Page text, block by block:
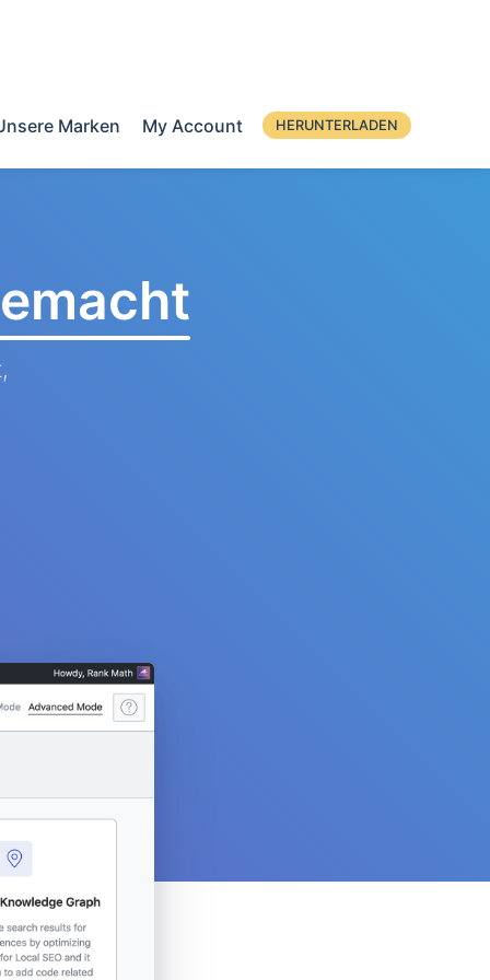
Marken My Account HERUNTERLADEN